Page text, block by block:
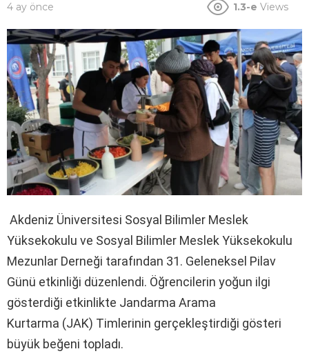
4 ay önce 1.3-e Views
Akdeniz Üniversitesi Sosyal Bilimler Meslek
Yüksekokulu ve Sosyal Bilimler Meslek Yüksekokulu
Mezunlar Derneği tarafından 31. Geleneksel Pilav
Günü etkinliği düzenlendi. Öğrencilerin yoğun ilgi
gösterdiği etkinlikte Jandarma Arama
Kurtarma (JAK) Timlerinin gerçekleştirdiği gösteri
büyük beğeni topladı.